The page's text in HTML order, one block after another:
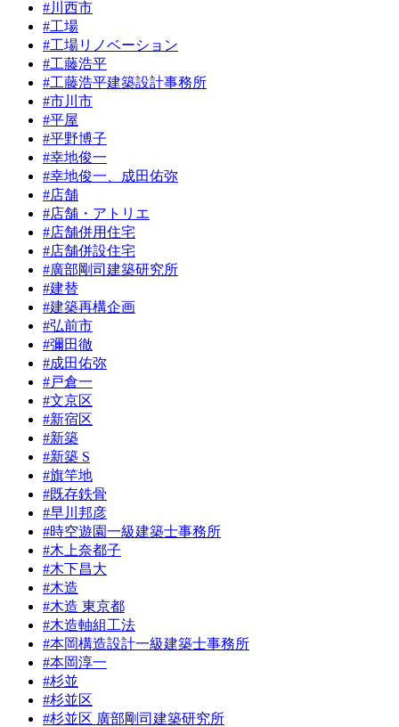
#川西市
#工場
#工場リノベーション
#工藤浩平
#工藤浩平建築設計事務所
#市川市
#平屋
#平野博子
#幸地俊一
#幸地俊一、成田佑弥
#店舗
#店舗・アトリエ
#店舗併用住宅
#店舗併設住宅
#廣部剛司建築研究所
#建替
#建築再構企画
#弘前市
#彌田徹
#成田佑弥
#戸倉一
#文京区
#新宿区
#新築
#新築 S
#旗竿地
#既存鉄骨
#早川邦彦
#時空遊園一級建築士事務所
#木上奈都子
#木下昌大
#木造
#木造 東京都
#木造軸組工法
#本岡構造設計一級建築士事務所
#本岡淳一
#杉並
#杉並区
#杉並区 廣部剛司建築研究所